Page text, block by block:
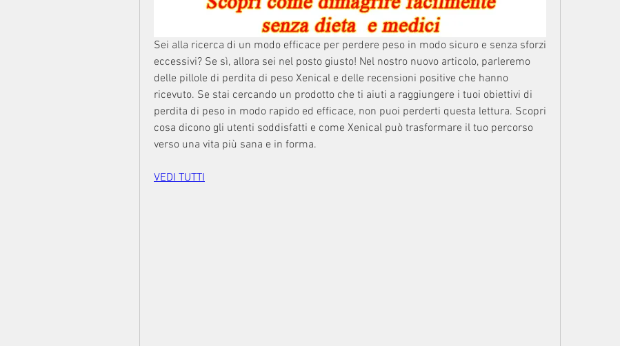
Sei alla ricerca di un modo efficace per perdere peso in modo sicuro e senza sforzi
eccessivi? Se sì, allora sei nel posto giusto! Nel nostro nuovo articolo, parleremo
delle pillole di perdita di peso Xenical e delle recensioni positive che hanno
ricevuto. Se stai cercando un prodotto che ti aiuti a raggiungere i tuoi obiettivi di
perdita di peso in modo rapido ed efficace, non puoi perderti questa lettura. Scopri
cosa dicono gli utenti soddisfatti e come Xenical può trasformare il tuo percorso
verso una vita più sana e in forma.
VEDI TUTTI